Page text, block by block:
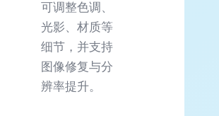
可调整色调、
光影、材质等
细节，并支持
图像修复与分
辨率提升。